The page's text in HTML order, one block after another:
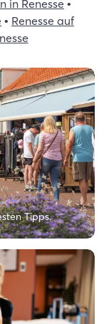
in Renesse •
• Renesse auf
Tipps.